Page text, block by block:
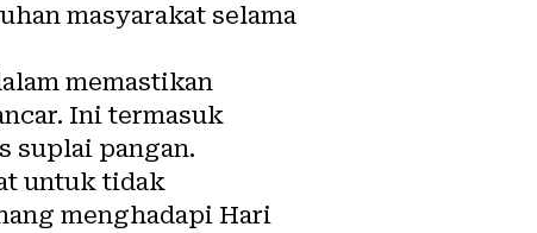
masyarakat selama
memastikan
Ini termasuk
suplai pangan.
untuk tidak
menghadapi Hari